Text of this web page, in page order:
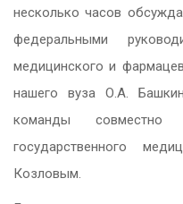
несколько часов
федеральными
медицинского и
нашего вуза О.А.
команды совместно
государственного
Козловым.